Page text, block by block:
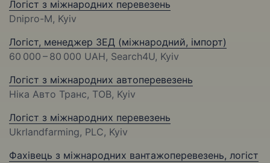
Логіст з міжнародних перевезень
Dnipro-M, Kyiv
Логіст, менеджер ЗЕД (міжнародний, імпорт)
60 000 – 80 000 UAH, Search4U, Kyiv
Логіст з міжнародних автоперевезень
Ніка Авто Транс, ТОВ, Kyiv
Логіст з міжнародних перевезень
Ukrlandfarming, PLC, Kyiv
Фахівець з міжнародних вантажоперевезень, логіст